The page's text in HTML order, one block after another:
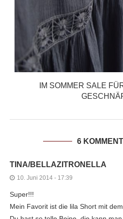
IM SOMMER SALE
6
TINA/BELLAZITRONELLA
10. Juni 2014 - 17:39
Super!!!
Mein Favorit ist die lila Short mit